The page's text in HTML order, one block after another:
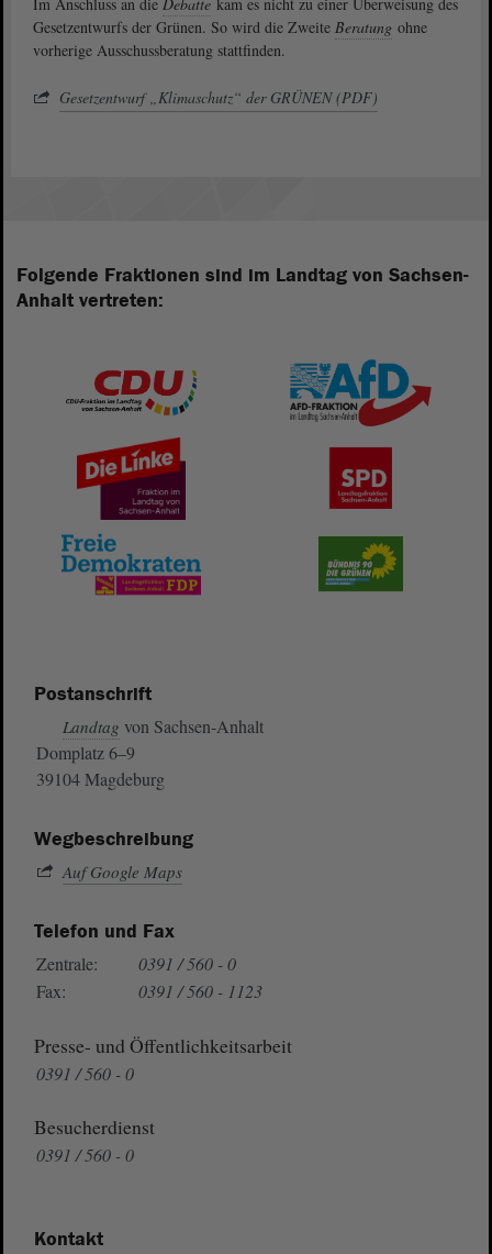
Gesetzentwurfs der Grünen. So wird die Zweite Beratung ohne
vorherige Ausschussberatung stattfinden.
Gesetzentwurf „Klimaschutz“ der GRÜNEN (PDF)
Folgende Fraktionen sind im Landtag von Sachsen-
Anhalt vertreten:
Postanschrift
Landtag von Sachsen-Anhalt
Domplatz 6–9
39104 Magdeburg
Wegbeschreibung
Auf Google Maps
Telefon und Fax
Zentrale:
0391 / 560 - 0
Fax:
0391 / 560 - 1123
Presse- und Öffentlichkeitsarbeit
0391 / 560 - 0
Besucherdienst
0391 / 560 - 0
Kontakt